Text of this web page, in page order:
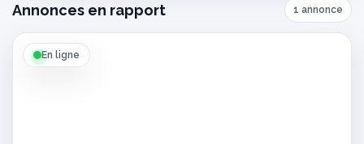
Annonces en rapport 1 annonce
En ligne